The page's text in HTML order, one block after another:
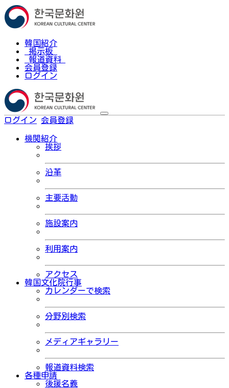
韓国紹介
掲示板
報道資料
会員登録
ログイン
ログイン 会員登録
機関紹介
挨拶
沿革
主要活動
施設案内
利用案内
アクセス
韓国文化院行事
カレンダーで検索
分野別検索
メディアギャラリー
報道資料検索
各種申請
後援名義